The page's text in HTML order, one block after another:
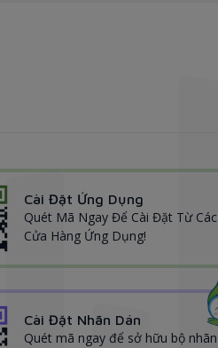
Cài Đặt Ứng Dụng
Quét Mã Ngay Để Cài Đặt Từ Các
Cửa Hàng Ứng Dụng!
Cài Đặt Nhãn Dán
Quét mã ngay để sở hữu bộ nhãn